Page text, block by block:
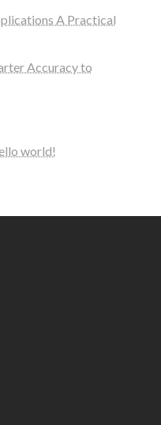
A Practical
Accuracy to
world!